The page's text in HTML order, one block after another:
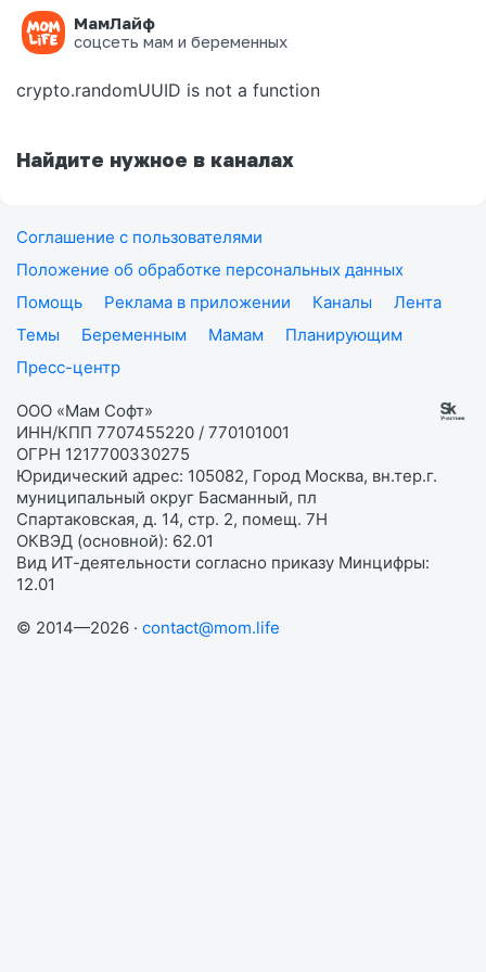
МамЛайф
соцсеть мам и беременных
Ошибка на странице
crypto.randomUUID is not a function
Найдите нужное в каналах
Соглашение с пользователями
Положение об обработке персональных данных
Помощь
Реклама в приложении Каналы
Лента
Темы
Беременным Мамам
Планирующим
Пресс-центр
ООО «Мам Софт»
ИНН/КПП 7707455220 / 770101001
ОГРН 1217700330275
Юридический адрес: 105082, Город Москва, вн.тер.г.
муниципальный округ Басманный, пл
Спартаковская, д. 14, стр. 2, помещ. 7Н
ОКВЭД (основной): 62.01
Вид ИТ-деятельности согласно приказу Минцифры:
12.01
© 2014—2026 · contact@mom.life